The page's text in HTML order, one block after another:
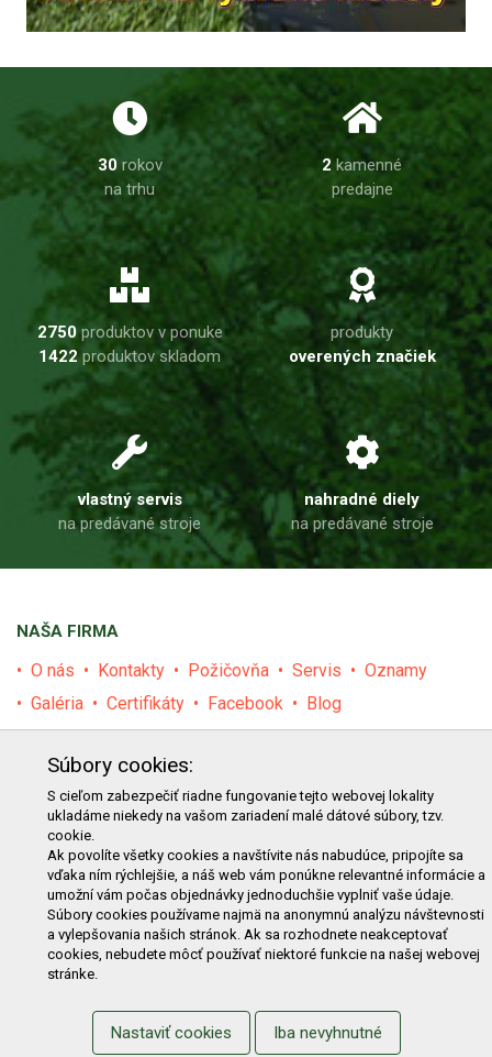
30rokov
na trhu
2 kamenné
predajne
2750produktov v ponuke
1422produktov skladom
produkty
overených značiek
vlastný servis
na predávané stroje
nahradné diely
na predávané stroje
NAŠA FIRMA
O nás Kontakty Požičovňa Servis
Oznamy
Galéria
Certifikáty Facebook Blog
PRODUKTY
E-shop Akcie Darčekové poukážky
Katalógy
Zľavy
Novinky Predávané značky
Bazár
Výzvy pre obce a firmy
NAKUPOVANIE
Obchodné podmienky
Cenník prepravy
Reklamačný poriadok
Odstúpenie od kúpy
Protokol na odstúpenie od kúpy
Alternatívne riešenie sporu
Ochrana osobných údajov
Súbory cookies:
S cieľom zabezpečiť riadne fungovanie tejto webovej lokality
ukladáme niekedy na vašom zariadení malé dátové súbory, tzv.
cookie.
Ak povolíte všetky cookies a navštívite nás nabudúce, pripojíte sa
vďaka ním rýchlejšie, a náš web vám ponúkne relevantné informácie a
umožní vám počas objednávky jednoduchšie vyplniť vaše údaje.
Súbory cookies používame najmä na anonymnú analýzu návštevnosti
a vylepšovania našich stránok. Ak sa rozhodnete neakceptovať
cookies, nebudete môcť používať niektoré funkcie na našej webovej
stránke.
Nastaviť cookies Iba nevyhnutné